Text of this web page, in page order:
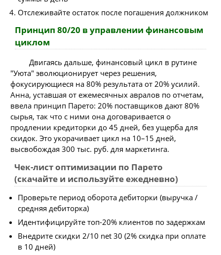
Отслеживайте остаток после погашения должником
Принцип 80/20 в управлении финансовым
циклом
Двигаясь дальше, финансовый цикл в рутине
"Уюта" эволюционирует через решения,
фокусирующиеся на 80% результата от 20% усилий.
Анна, уставшая от ежемесячных авралов по отчетам,
ввела принцип Парето: 20% поставщиков дают 80%
сырья, так что с ними она договаривается о
продлении кредиторки до 45 дней, без ущерба для
скидок. Это укорачивает цикл на 10–15 дней,
высвобождая 300 тыс. руб. для маркетинга.
Чек-лист оптимизации по Парето
(скачайте и используйте ежедневно)
Проверьте период оборота дебиторки (выручка /
средняя дебиторка)
Идентифицируйте топ-20% клиентов по задержкам
Внедрите скидки 2/10 net 30 (2% скидка при оплате
в 10 дней)